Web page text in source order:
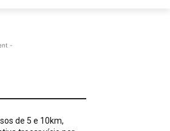
-
de 5 e 10km,